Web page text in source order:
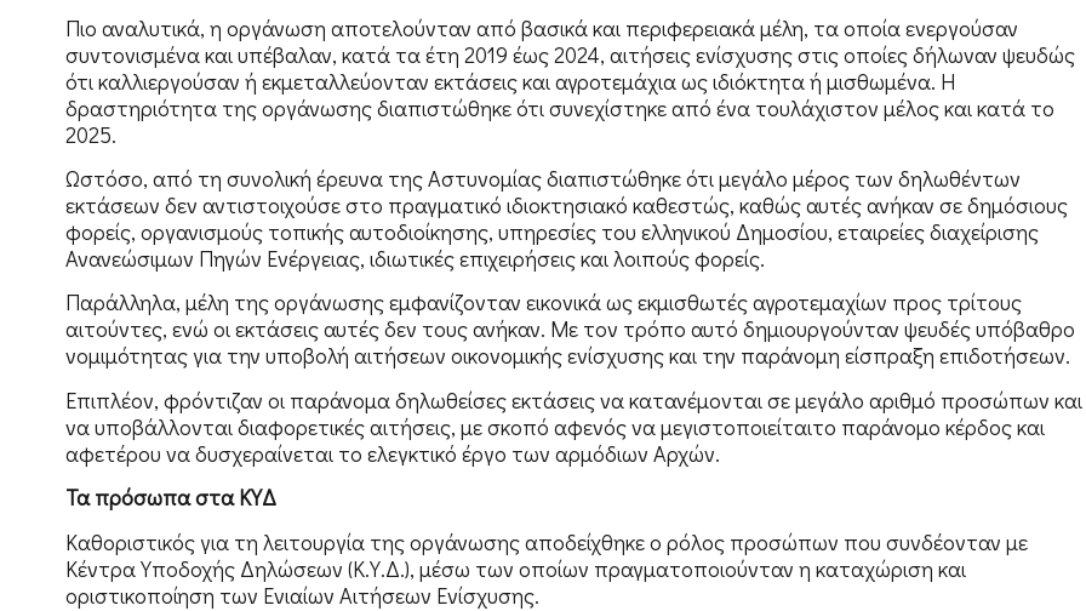
Πιο αναλυτικά, η οργάνωση αποτελούνταν από βασικά και περιφερειακά μέλη, τα οποία ενεργούσαν
συντονισμένα και υπέβαλαν, κατά τα έτη 2019 έως 2024, αιτήσεις ενίσχυσης στις οποίες δήλωναν ψευδώς
ότι καλλιεργούσαν ή εκμεταλλεύονταν εκτάσεις και αγροτεμάχια ως ιδιόκτητα ή μισθωμένα. Η
δραστηριότητα της οργάνωσης διαπιστώθηκε ότι συνεχίστηκε από ένα τουλάχιστον μέλος και κατά το
2025.
Ωστόσο, από τη συνολική έρευνα της Αστυνομίας διαπιστώθηκε ότι μεγάλο μέρος των δηλωθέντων
εκτάσεων δεν αντιστοιχούσε στο πραγματικό ιδιοκτησιακό καθεστώς, καθώς αυτές ανήκαν σε δημόσιους
φορείς, οργανισμούς τοπικής αυτοδιοίκησης, υπηρεσίες του ελληνικού Δημοσίου, εταιρείες διαχείρισης
Ανανεώσιμων Πηγών Ενέργειας, ιδιωτικές επιχειρήσεις και λοιπούς φορείς.
Παράλληλα, μέλη της οργάνωσης εμφανίζονταν εικονικά ως εκμισθωτές αγροτεμαχίων προς τρίτους
αιτούντες, ενώ οι εκτάσεις αυτές δεν τους ανήκαν. Με τον τρόπο αυτό δημιουργούνταν ψευδές υπόβαθρο
νομιμότητας για την υποβολή αιτήσεων οικονομικής ενίσχυσης και την παράνομη είσπραξη επιδοτήσεων.
Επιπλέον, φρόντιζαν οι παράνομα δηλωθείσες εκτάσεις να κατανέμονται σε μεγάλο αριθμό προσώπων και
να υποβάλλονται διαφορετικές αιτήσεις, με σκοπό αφενός να μεγιστοποιείταιτο παράνομο κέρδος και
αφετέρου να δυσχεραίνεται το ελεγκτικό έργο των αρμόδιων Αρχών.
Τα πρόσωπα στα ΚΥΔ
Καθοριστικός για τη λειτουργία της οργάνωσης αποδείχθηκε ο ρόλος προσώπων που συνδέονταν με
Κέντρα Υποδοχής Δηλώσεων (Κ.Υ.Δ.), μέσω των οποίων πραγματοποιούνταν η καταχώριση και
οριστικοποίηση των Ενιαίων Αιτήσεων Ενίσχυσης.